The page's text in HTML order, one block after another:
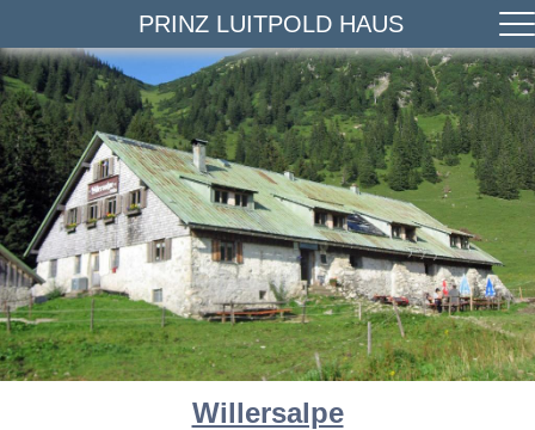
PRINZ LUITPOLD HAUS
Willersalpe